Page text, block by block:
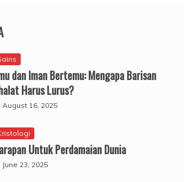
dan Iman Bertemu: Mengapa Barisan
Harus Lurus?
August 16, 2025
Untuk Perdamaian Dunia
June 23, 2025